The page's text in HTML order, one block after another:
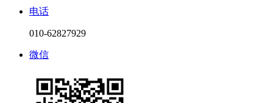
电话
010-62827929
微信